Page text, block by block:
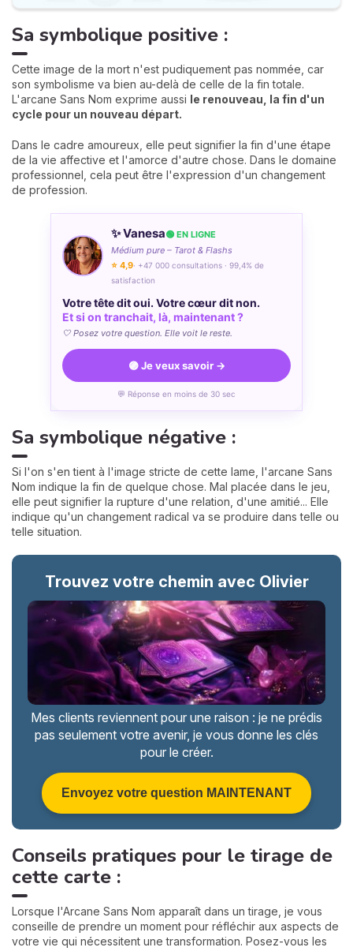
Sa symbolique positive :
Cette image de la mort n'est pudiquement pas nommée, car
son symbolisme va bien au-delà de celle de la fin totale.
L'arcane Sans Nom exprime aussi le renouveau, la fin d'un
cycle pour un nouveau départ.
Dans le cadre amoureux, elle peut signifier la fin d'une étape
de la vie affective et l'amorce d'autre chose. Dans le domaine
professionnel, cela peut être l'expression d'un changement
de profession.
✨ Vanesa🟢 EN LIGNE
Médium pure – Tarot & Flashs
⭐ 4,9· +47 000 consultations · 99,4% de
satisfaction
Votre tête dit oui. Votre cœur dit non.
Et si on tranchait, là, maintenant ?
🤍 Posez votre question. Elle voit le reste.
🟣 Je veux savoir →
💬 Réponse en moins de 30 sec
Sa symbolique négative :
Si l'on s'en tient à l'image stricte de cette lame, l'arcane Sans
Nom indique la fin de quelque chose. Mal placée dans le jeu,
elle peut signifier la rupture d'une relation, d'une amitié... Elle
indique qu'un changement radical va se produire dans telle ou
telle situation.
Trouvez votre chemin avec Olivier
Mes clients reviennent pour une raison : je ne prédis
pas seulement votre avenir, je vous donne les clés
pour le créer.
Envoyez votre question MAINTENANT
Conseils pratiques pour le tirage de
cette carte :
Lorsque l'Arcane Sans Nom apparaît dans un tirage, je vous
conseille de prendre un moment pour réfléchir aux aspects de
votre vie qui nécessitent une transformation. Posez-vous les